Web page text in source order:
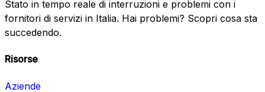
Stato in tempo reale di interruzioni e problemi con i
fornitori di servizi in Italia. Hai problemi? Scopri cosa sta
succedendo.
Risorse
Aziende